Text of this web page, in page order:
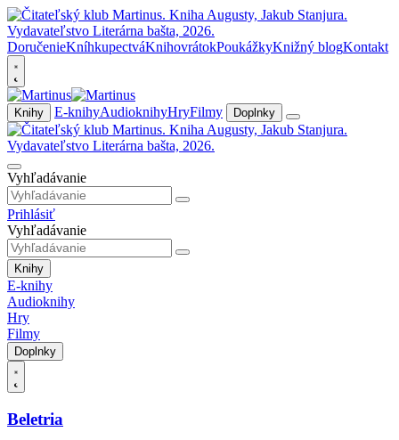
DoručenieKníhkupectváKnihovrátokPoukážkyKnižný blogKontakt
Knihy E-knihyAudioknihyHryFilmy Doplnky
Vyhľadávanie
Prihlásiť
Vyhľadávanie
Knihy
E-knihy
Audioknihy
Hry
Filmy
Doplnky
Beletria